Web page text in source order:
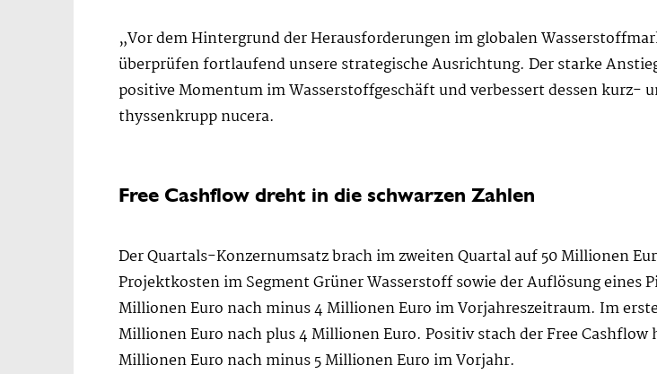
„Vor dem Hintergrund der Herausforderungen im globalen
überprüfen fortlaufend unsere strategische Ausrichtung. Der starke
positive Momentum im Wasserstoffgeschäft und verbessert dessen kurz-
thyssenkrupp nucera.
Free Cashflow dreht in die schwarzen Zahlen
Der Quartals-Konzernumsatz brach im zweiten Quartal auf 50 Millionen
Projektkosten im Segment Grüner Wasserstoff sowie der Auflösung eines
Millionen Euro nach minus 4 Millionen Euro im Vorjahreszeitraum. Im
Millionen Euro nach plus 4 Millionen Euro. Positiv stach der Free
Millionen Euro nach minus 5 Millionen Euro im Vorjahr.